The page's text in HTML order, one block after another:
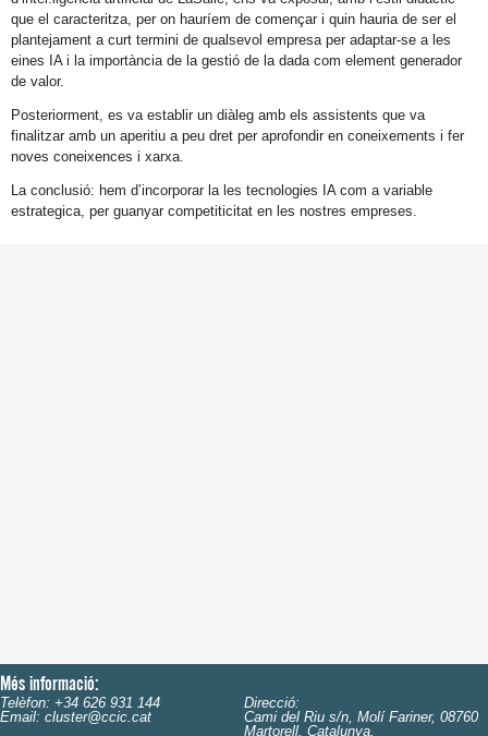
que el caracteritza, per on hauríem de començar i quin hauria de ser el
plantejament a curt termini de qualsevol empresa per adaptar-se a les
eines IA i la importància de la gestió de la dada com element generador
de valor.
Posteriorment, es va establir un diàleg amb els assistents que va
finalitzar amb un aperitiu a peu dret per aprofondir en coneixements i fer
noves coneixences i xarxa.
La conclusió: hem d’incorporar la les tecnologies IA com a variable
estrategica, per guanyar competiticitat en les nostres empreses.
Més informació:
Telèfon: +34 626 931 144
Email: cluster@ccic.cat
Direcció:
Cami del Riu s/n, Molí Fariner, 08760
Martorell, Catalunya.